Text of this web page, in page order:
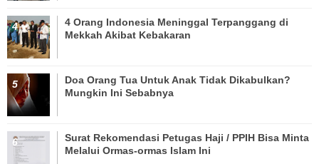
4 Orang Indonesia Meninggal Terpanggang di
Mekkah Akibat Kebakaran
Doa Orang Tua Untuk Anak Tidak Dikabulkan?
Mungkin Ini Sebabnya
Surat Rekomendasi Petugas Haji / PPIH Bisa Minta
Melalui Ormas-ormas Islam Ini